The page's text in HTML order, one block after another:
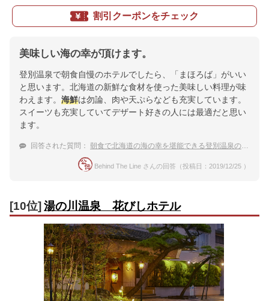
割引クーポンをチェック
美味しい海の幸が頂けます。
登別温泉で朝食自慢のホテルでしたら、「まほろば」がいい
と思います。北海道の新鮮な食材を使った美味しい料理が味
わえます。 海鮮は勿論、肉や天ぷらなども充実しています。
スイーツも充実していてデザート好きの人には最適だと思い
ます。
回答された質問： 朝食で北海道の海の幸を堪能できる登別温泉の宿はどこ？
Behind The Line さんの回答（投稿日：2019/12/25 ）
[10位] 湯の川温泉 花びしホテル